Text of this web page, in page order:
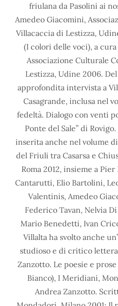
friulana da Pasolini ai
Amedeo Giacomini,
Villacaccia di Lestizza,
(I colori delle voci), a
Associazione Culturale
Lestizza, Udine 2006.
approfondita intervista a
Casagrande, inclusa nel
fedeltà. Dialogo con venti
Ponte del Sale” di
inserita anche nel volume
del Friuli tra Casarsa e
Roma 2012, insieme a
Cantarutti, Elio Bartolini,
Valentinis, Amedeo
Federico Tavan, Nelvia
Mario Benedetti, Ivan
Villalta ha svolto anche
studioso e di critico
Zanzotto. Le poesie e
Bianco), I Meridiani,
Andrea Zanzotto.